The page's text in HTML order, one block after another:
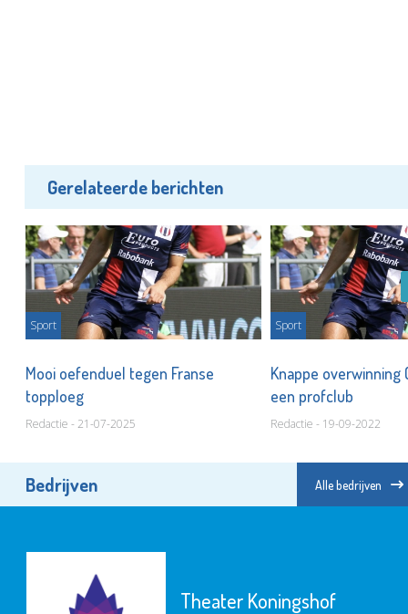
Gerelateerde berichten
Sport
Mooi oefenduel tegen Franse
topploeg
Redactie - 21-07-2025
Sport
Knappe overwinning
een profclub
Redactie - 19-09-2022
Bedrijven Alle bedrijven
Theater Koningshof